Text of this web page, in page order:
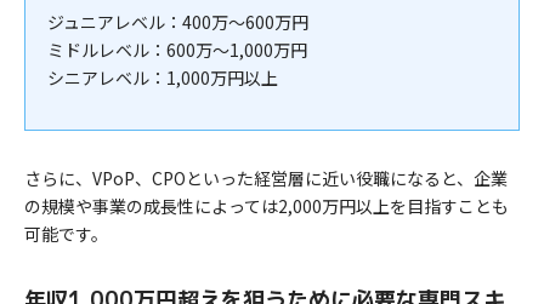
ジュニアレベル：400万～600万円
ミドルレベル：600万～1,000万円
シニアレベル：1,000万円以上
さらに、VPoP、CPOといった経営層に近い役職になると、企業
の規模や事業の成長性によっては2,000万円以上を目指すことも
可能です。